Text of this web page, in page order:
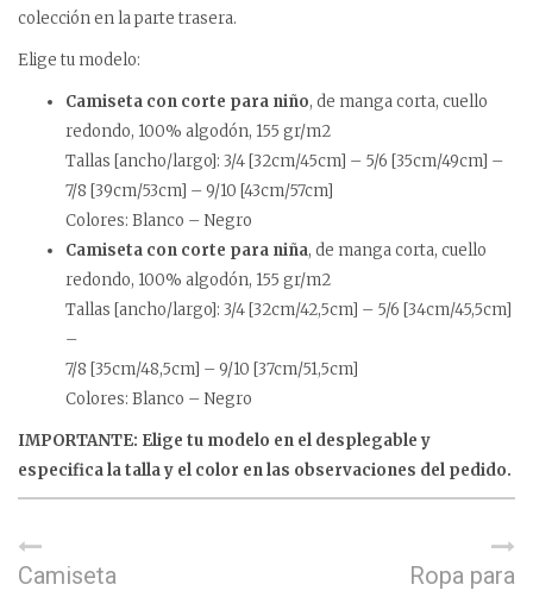
colección en la parte trasera.
Elige tu modelo:
Camiseta con corte para niño, de manga corta, cuello
redondo, 100% algodón, 155 gr/m2
Tallas [ancho/largo]: 3/4 [32cm/45cm] – 5/6 [35cm/49cm] –
7/8 [39cm/53cm] – 9/10 [43cm/57cm]
Colores: Blanco – Negro
Camiseta con corte para niña, de manga corta, cuello
redondo, 100% algodón, 155 gr/m2
Tallas [ancho/largo]: 3/4 [32cm/42,5cm] – 5/6 [34cm/45,5cm]
–
7/8 [35cm/48,5cm] – 9/10 [37cm/51,5cm]
Colores: Blanco – Negro
IMPORTANTE: Elige tu modelo en el desplegable y
especifica la talla y el color en las observaciones del pedido.
Camiseta
Ropa para